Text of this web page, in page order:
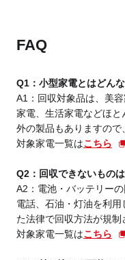
FAQ
Q1：小型家電とはどん
A1：回収対象品は、美
家電、生活家電などほ
外の製品もありますので
対象家電一覧はこちら
Q2：回収できないもの
A2：電池・バッテリー
電話、石油・灯油を利
た法律で回収方法が規制
対象家電一覧はこちら